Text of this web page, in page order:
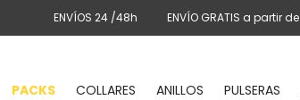
ENVÍOS 24 /48h ENVÍO GRATIS a partir de
PACKS COLLARES ANILLOS PULSERAS